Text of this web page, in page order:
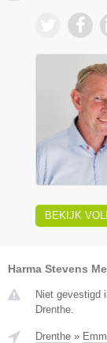
BEKIJK
Harma Stevens
Niet gevestigd
Drenthe.
Drenthe »